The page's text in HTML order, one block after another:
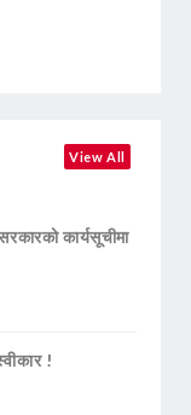
View All
कार्यसूचीमा
!